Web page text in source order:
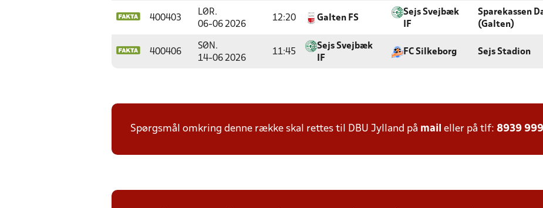
400403
LØR.
06-06 2026
12:20 Galten FS
Sejs Svejbæk
IF
Sparekassen
(Galten)
400406
SØN.
14-06 2026
11:45
Sejs Svejbæk
IF
FC Silkeborg Sejs Stadion
Spørgsmål omkring denne række skal rettes til DBU Jylland på mail eller på tlf: 8939